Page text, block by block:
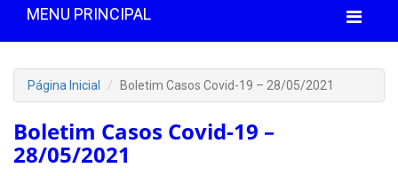
MENU PRINCIPAL
Página Inicial Boletim Casos Covid-19 – 28/05/2021
Boletim Casos Covid-19 –
28/05/2021